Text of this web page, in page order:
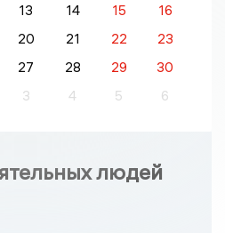
13 14 15
16
20 21 22
23
27 28 29
30
3 4 5 6
людей